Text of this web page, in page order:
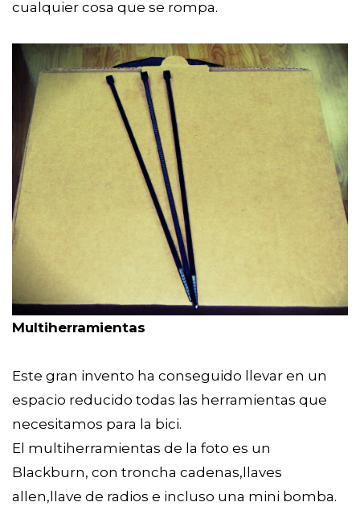
cualquier cosa que se rompa.
Multiherramientas
Este gran invento ha conseguido llevar en un
espacio reducido todas las herramientas que
necesitamos para la bici.
El multiherramientas de la foto es un
Blackburn, con troncha cadenas,llaves
allen,llave de radios e incluso una mini bomba.